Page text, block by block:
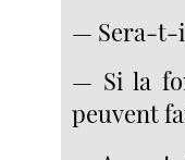
— Sera-t-
— Si la
peuvent